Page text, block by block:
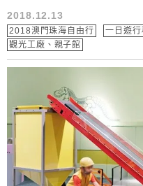
2018.12.13
2018澳門珠海自由行 一日遊行
觀光工廠、親子館